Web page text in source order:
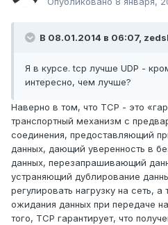
В 08.01.2014 в 06:07,
Я в курсе. tcp лучше UDP -
интересно, чем лучше?
Наверно в том, что TCP - это
транспортный механизм с
соединения, предоставляющий
данных, дающий уверенность в
данных, перезапрашивающий
устраняющий дублирование
регулировать нагрузку на сеть,
ожидания данных при передаче
того, TCP гарантирует, что